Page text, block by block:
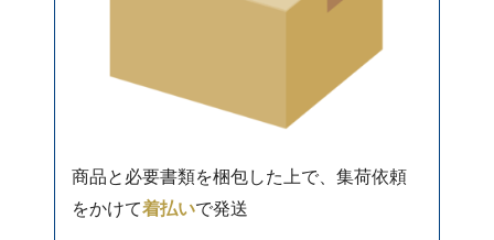
商品と必要書類を梱包した上で、集荷依頼
をかけて着払いで発送